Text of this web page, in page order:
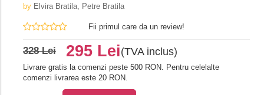
by Elvira Bratila, Petre Bratila
Fii primul care da un review!
328 Lei 295 Lei(TVA inclus)
Livrare gratis la comenzi peste 500 RON. Pentru celelalte
comenzi livrarea este 20 RON.